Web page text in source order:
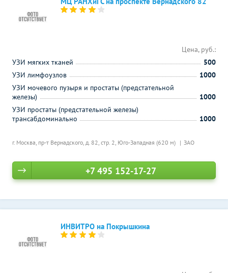
г. Москва, пр-т Вернадского, д. 82, стр. 2, Юго-Западная (620 м) ЗАО
Цена, руб.:
УЗИ мягких тканей
500
УЗИ лимфоузлов
1000
УЗИ мочевого пузыря и простаты (предстательной
железы)
1000
УЗИ простаты (предстательной железы)
трансабдоминально
1000
+7 495 152-17-27
ИНВИТРО на Покрышкина